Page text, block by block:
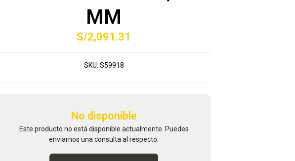
MM
S/2,091.31
SKU: S59918
No disponible
Este producto no está disponible actualmente. Puedes
enviarnos una consulta al respecto.